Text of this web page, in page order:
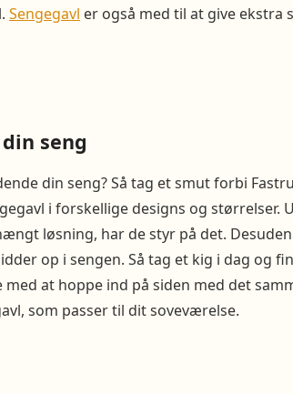
Sengegavl er også med til at give ekstra
seng
din seng? Så tag et smut forbi
i forskellige designs og størrelser.
løsning, har de styr på det.
op i sengen. Så tag et kig i dag og
at hoppe ind på siden med det
som passer til dit soveværelse.